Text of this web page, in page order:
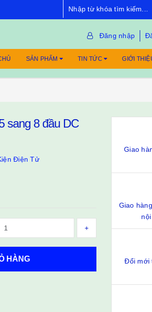
Đăng nhập
SẢN PHẨM TIN TỨC GIỚI
sang 8 đầu DC
Điện Tử
+
HÀNG
Giao
Giao
Đổi mới